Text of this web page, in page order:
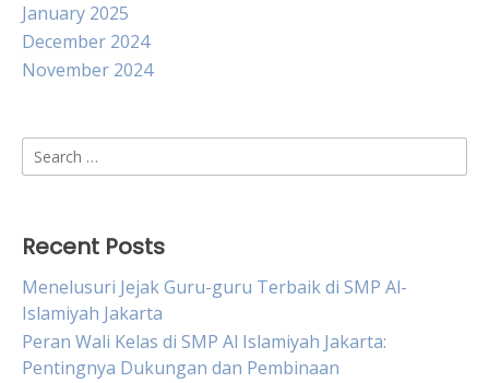
January 2025
December 2024
November 2024
Search
for:
Recent Posts
Menelusuri Jejak Guru-guru Terbaik di SMP Al-
Islamiyah Jakarta
Peran Wali Kelas di SMP Al Islamiyah Jakarta:
Pentingnya Dukungan dan Pembinaan